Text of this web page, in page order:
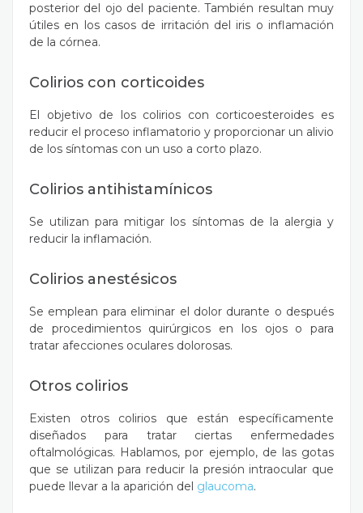
posterior del ojo del paciente. También resultan muy
útiles en los casos de irritación del iris o inflamación
de la córnea.
Colirios con corticoides
El objetivo de los colirios con corticoesteroides es
reducir el proceso inflamatorio y proporcionar un alivio
de los síntomas con un uso a corto plazo.
Colirios antihistamínicos
Se utilizan para mitigar los síntomas de la alergia y
reducir la inflamación.
Colirios anestésicos
Se emplean para eliminar el dolor durante o después
de procedimientos quirúrgicos en los ojos o para
tratar afecciones oculares dolorosas.
Otros colirios
Existen otros colirios que están específicamente
diseñados para tratar ciertas enfermedades
oftalmológicas. Hablamos, por ejemplo, de las gotas
que se utilizan para reducir la presión intraocular que
puede llevar a la aparición del glaucoma.